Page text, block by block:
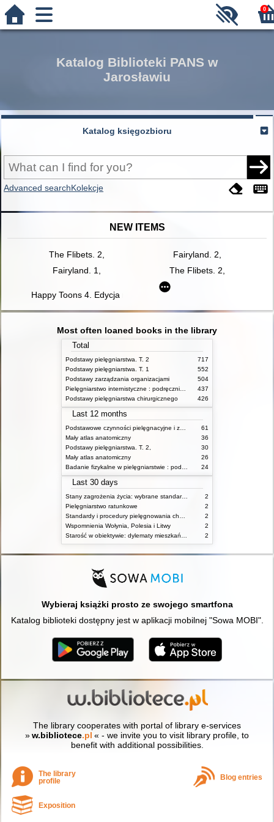
0
Katalog Biblioteki PANS w
Jarosławiu
Katalog księgozbioru
Advanced searchKolekcje
NEW ITEMS
The Flibets. 2,
Fairyland. 2,
Fairyland. 1,
The Flibets. 2,
Happy Toons 4. Edycja międzynarodowa. Pupil's Book +
Most often loaned books in the library
Total
Podstawy pielęgniarstwa. T. 2
717
Podstawy pielęgniarstwa. T. 1
552
Podstawy zarządzania organizacjami
504
437
Podstawy pielęgniarstwa chirurgicznego
426
Last 12 months
61
Mały atlas anatomiczny
36
Podstawy pielęgniarstwa. T. 2,
30
Mały atlas anatomiczny
26
24
Last 30 days
Stany zagrożenia życia: wybrane standardy opieki i procedury postępowania pielęgniarskiego
2
Pielęgniarstwo ratunkowe
2
2
Wspomnienia Wołynia, Polesia i Litwy
2
2
Wybieraj książki prosto ze swojego smartfona
Katalog biblioteki dostępny jest w aplikacji mobilnej "Sowa MOBI".
The library cooperates with portal of library e-services
»w.bibliotece.pl « - we invite you to visit library profile, to
benefit with additional possibilities.
The library
profile
Blog entries
Exposition